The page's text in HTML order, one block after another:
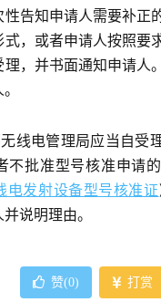
性告知申请人需要补正
式，或者申请人按照要
理，并书面通知申请人
线电管理局应当自受
不批准型号核准申请
电发射设备型号核准证
说明理由。
赞(0) 打赏